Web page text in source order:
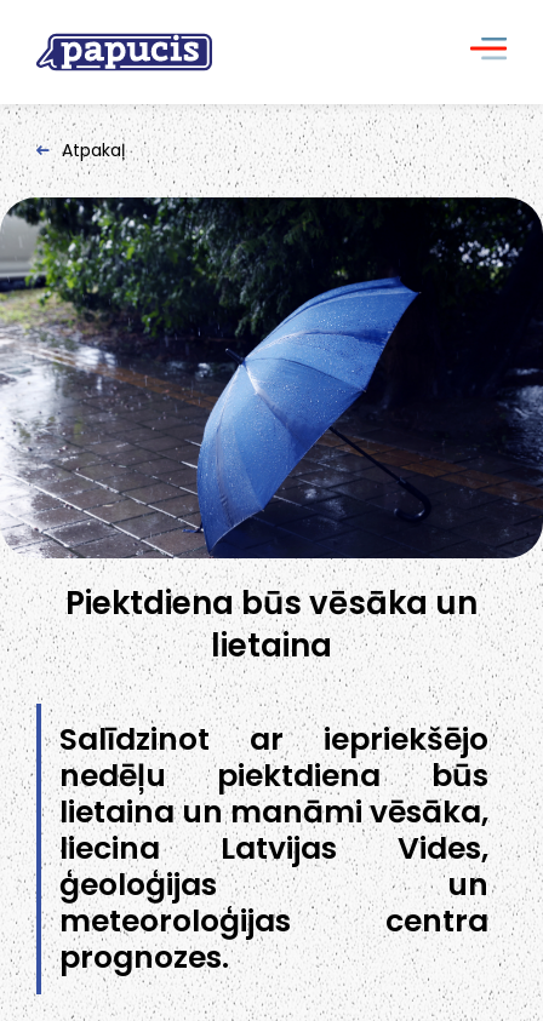
Atpakaļ
Piektdiena būs vēsāka un
lietaina
Salīdzinot ar iepriekšējo
nedēļu piektdiena būs
lietaina un manāmi vēsāka,
liecina Latvijas Vides,
ģeoloģijas un
meteoroloģijas centra
prognozes.